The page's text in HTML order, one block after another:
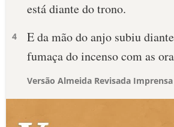
está diante do trono.
4
E da mão do anjo subiu
fumaça do incenso com as
Versão Almeida Revisada